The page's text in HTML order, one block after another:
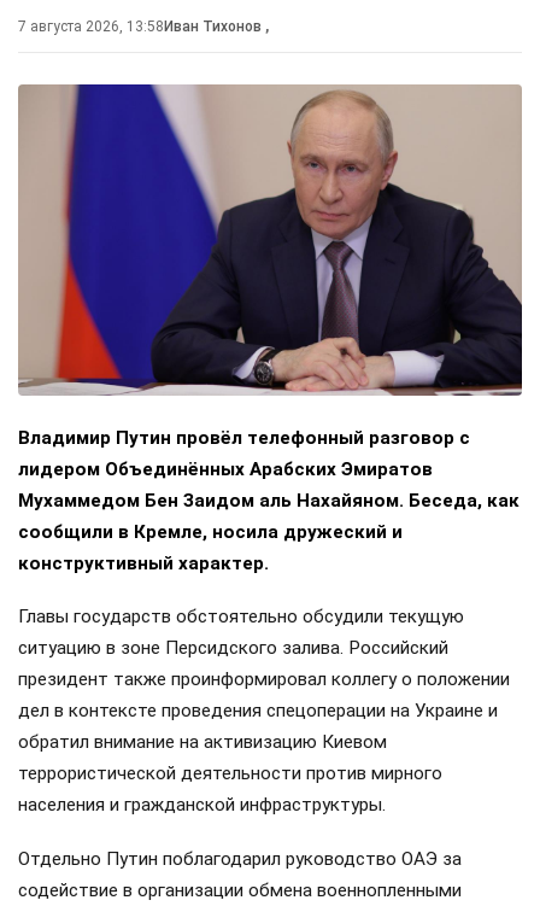
7 августа 2026, 13:58 Иван Тихонов ,
Владимир Путин провёл телефонный разговор с
лидером Объединённых Арабских Эмиратов
Мухаммедом Бен Заидом аль Нахайяном. Беседа, как
сообщили в Кремле, носила дружеский и
конструктивный характер.
Главы государств обстоятельно обсудили текущую
ситуацию в зоне Персидского залива. Российский
президент также проинформировал коллегу о положении
дел в контексте проведения спецоперации на Украине и
обратил внимание на активизацию Киевом
террористической деятельности против мирного
населения и гражданской инфраструктуры.
Отдельно Путин поблагодарил руководство ОАЭ за
содействие в организации обмена военнопленными